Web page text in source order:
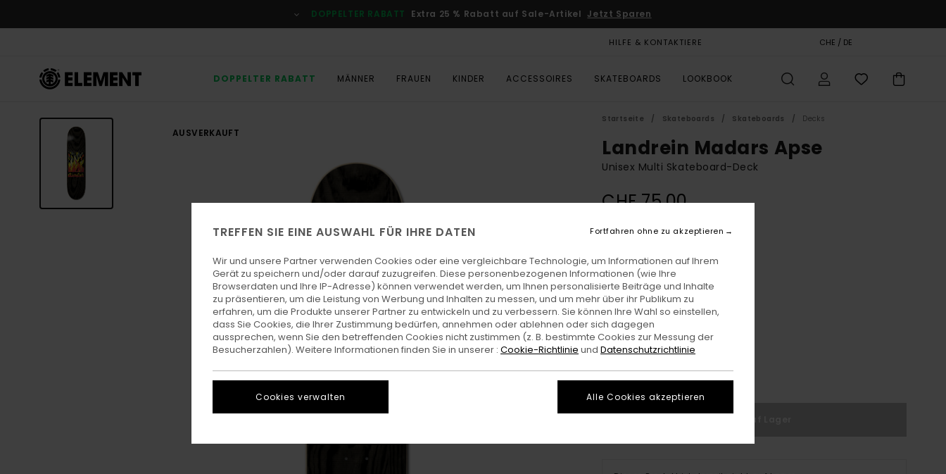
Produktinformation
DOPPELTER RABATT Extra 25 % Rabatt auf Sale-Artikel Jetzt Sparen
HILFE & KONTAKTIERE CHE / DE
DOPPELTER RABATT MÄNNER FRAUEN KINDER ACCESSOIRES SKATEBOARDS LOOKBOOK
AUSVERKAUFT
Startseite Skateboards Skateboards Decks
Landrein Madars Apse
Unisex Multi Skateboard-Deck
CHF 75,00
TREFFEN SIE EINE AUSWAHL FÜR IHRE DATEN
Wir und unsere Partner verwenden Cookies oder eine vergleichbare Technologie, um Informationen auf Ihrem
Gerät zu speichern und/oder darauf zuzugreifen. Diese personenbezogenen Informationen (wie Ihre
Browserdaten und Ihre IP-Adresse) können verwendet werden, um Ihnen personalisierte Beiträge und Inhalte
zu präsentieren, um die Leistung von Werbung und Inhalten zu messen, und um mehr über ihr Publikum zu
erfahren, um die Produkte unserer Partner zu entwickeln und zu verbessern. Sie können Ihre Wahl so einstellen,
dass Sie Cookies, die Ihrer Zustimmung bedürfen, annehmen oder ablehnen oder sich dagegen
aussprechen, wenn Sie den betreffenden Cookies nicht zustimmen (z. B. bestimmte Cookies zur Messung der
Besucherzahlen). Weitere Informationen finden Sie in unserer : Cookie-Richtlinie und Datenschutzrichtlinie
Cookies verwalten
Fortfahren ohne zu akzeptieren
Alle Cookies akzeptieren